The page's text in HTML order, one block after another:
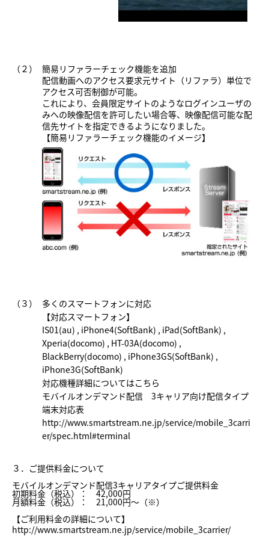
（２）
簡易リファラーチェック機能を追加
配信動画へのアクセス要求元サイト（リファラ）単位で
アクセス可否制御が可能。
これにより、会員限定サイトのようなログインユーザの
みへの映像配信を許可したい場合等、映像配信可能な配
信先サイトを指定できるようになりました。
【簡易リファラーチェック機能のイメージ】
（３）
多くのスマートフォンに対応
【対応スマートフォン】
IS01(au) , iPhone4(SoftBank) , iPad(SoftBank) ,
Xperia(docomo) , HT-03A(docomo) ,
BlackBerry(docomo) , iPhone3GS(SoftBank) ,
iPhone3G(SoftBank)
対応機種詳細についてはこちら
モバイルオンデマンド配信 3キャリア向け配信タイプ
端末対応表
http://www.smartstream.ne.jp/service/mobile_3carri
er/spec.html#terminal
３．ご提供料金について
モバイルオンデマンド配信3キャリアタイプご提供料金
初期料金（税込）： 42,000円
月額料金（税込）： 21,000円～（※）
【ご利用料金の詳細について】
http://www.smartstream.ne.jp/service/mobile_3carrier/